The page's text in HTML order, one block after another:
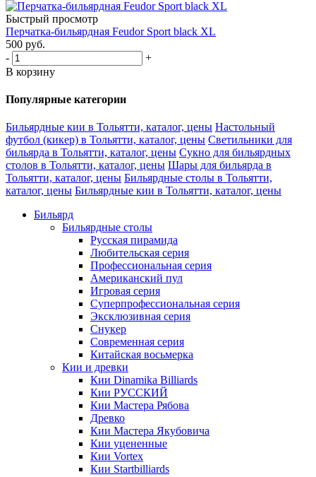
Быстрый просмотр
Перчатка-бильярдная Feudor Sport black XL
500 руб.
-
+
В корзину
Популярные категории
Бильярдные кии в Тольятти, каталог, цены Настольный
футбол (кикер) в Тольятти, каталог, цены Светильники для
бильярда в Тольятти, каталог, цены Сукно для бильярдных
столов в Тольятти, каталог, цены Шары для бильярда в
Тольятти, каталог, цены Бильярдные столы в Тольятти,
каталог, цены Бильярдные кии в Тольятти, каталог, цены
Бильярд
Бильярдные столы
Русская пирамида
Любительская серия
Профессиональная серия
Американский пул
Игровая серия
Суперпрофессиональная серия
Эксклюзивная серия
Снукер
Современная серия
Китайская восьмерка
Кии и древки
Кии Dinamika Billiards
Кии РУССКИЙ
Кии Мастера Рябова
Древко
Кии Мастера Якубовича
Кии уцененные
Кии Vortex
Кии Startbilliards